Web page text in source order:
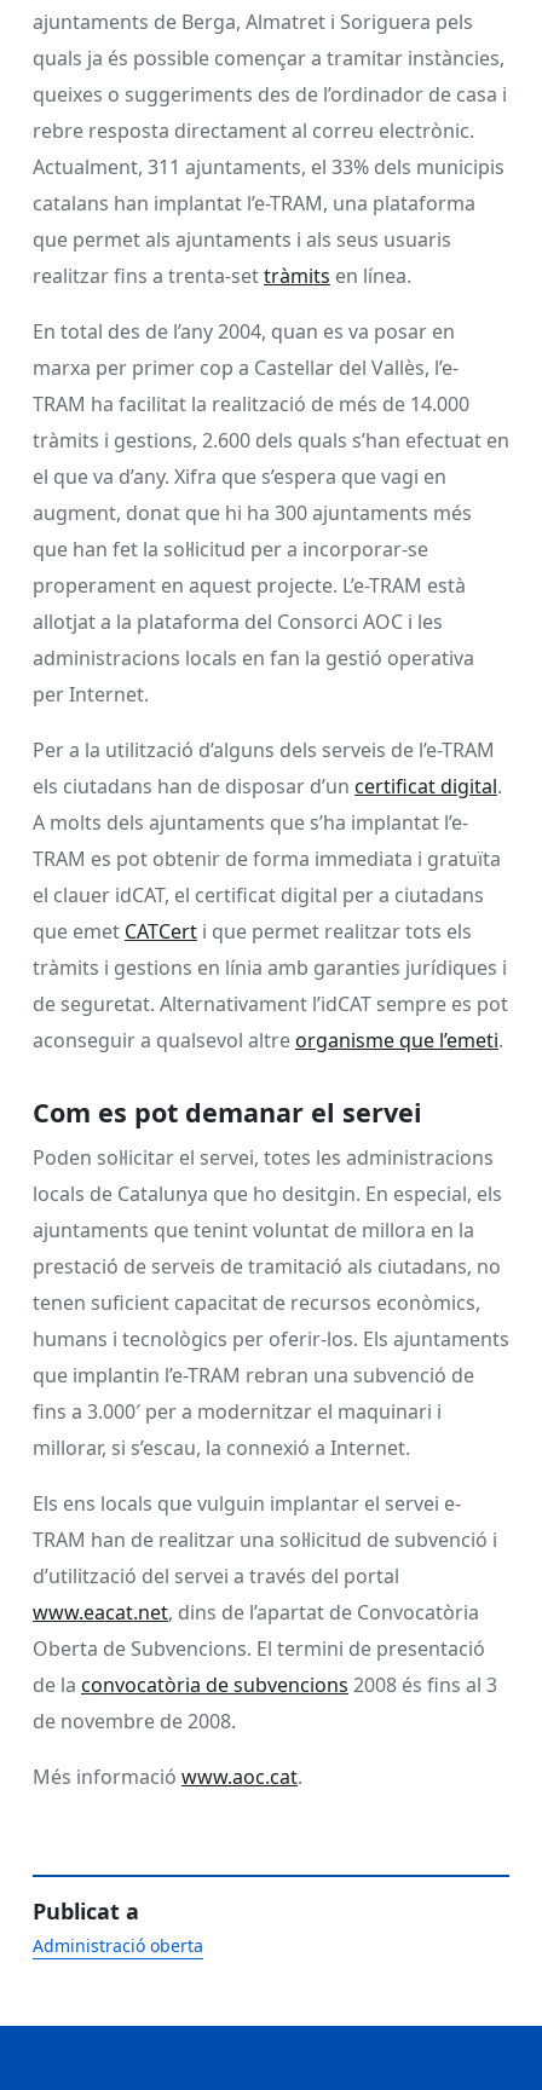
ajuntaments de Berga, Almatret i Soriguera pels
quals ja és possible començar a tramitar instàncies,
queixes o suggeriments des de l’ordinador de casa i
rebre resposta directament al correu electrònic.
Actualment, 311 ajuntaments, el 33% dels municipis
catalans han implantat l’e-TRAM, una plataforma
que permet als ajuntaments i als seus usuaris
realitzar fins a trenta-settràmits en línea.
En total des de l’any 2004, quan es va posar en
marxa per primer cop a Castellar del Vallès, l’e-
TRAM ha facilitat la realització de més de 14.000
tràmits i gestions, 2.600 dels quals s’han efectuat en
el que va d’any. Xifra que s’espera que vagi en
augment, donat que hi ha 300 ajuntaments més
que han fet la sol·licitud per a incorporar-se
properament en aquest projecte. L’e-TRAM està
allotjat a la plataforma del Consorci AOC i les
administracions locals en fan la gestió operativa
per Internet.
Per a la utilització d’alguns dels serveis de l’e-TRAM
els ciutadans han de disposar d’un certificat digital.
A molts dels ajuntaments que s’ha implantat l’e-
TRAM es pot obtenir de forma immediata i gratuïta
el clauer idCAT, el certificat digital per a ciutadans
que emet CATCert i que permet realitzar tots els
tràmits i gestions en línia amb garanties jurídiques i
de seguretat. Alternativament l’idCAT sempre es pot
aconseguir a qualsevol altreorganisme que l’emeti.
Com es pot demanar el servei
Poden sol·licitar el servei, totes les administracions
locals de Catalunya que ho desitgin. En especial, els
ajuntaments que tenint voluntat de millora en la
prestació de serveis de tramitació als ciutadans, no
tenen suficient capacitat de recursos econòmics,
humans i tecnològics per oferir-los. Els ajuntaments
que implantin l’e-TRAM rebran una subvenció de
fins a 3.000′ per a modernitzar el maquinari i
millorar, si s’escau, la connexió a Internet.
Els ens locals que vulguin implantar el servei e-
TRAM han de realitzar una sol·licitud de subvenció i
d’utilització del servei a través del portal
www.eacat.net, dins de l’apartat de Convocatòria
Oberta de Subvencions. El termini de presentació
de la convocatòria de subvencions 2008 és fins al 3
de novembre de 2008.
Més informació www.aoc.cat.
Publicat a
Administració oberta